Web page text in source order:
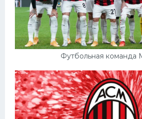
Футбольная команда